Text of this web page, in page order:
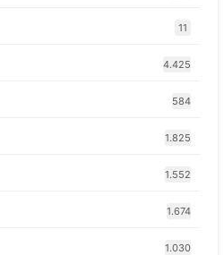
11
4.425
584
1.825
1.552
1.674
1.030